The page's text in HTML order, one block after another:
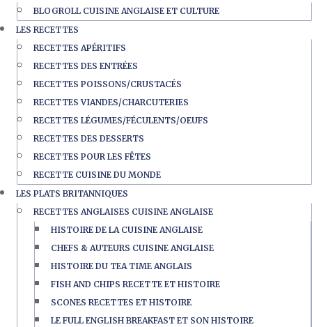
BLOGROLL CUISINE ANGLAISE ET CULTURE
LES RECETTES
RECETTES APÉRITIFS
RECETTES DES ENTRÉES
RECETTES POISSONS/CRUSTACÉS
RECETTES VIANDES/CHARCUTERIES
RECETTES LÉGUMES/FÉCULENTS/OEUFS
RECETTES DES DESSERTS
RECETTES POUR LES FÊTES
RECETTE CUISINE DU MONDE
LES PLATS BRITANNIQUES
RECETTES ANGLAISES CUISINE ANGLAISE
HISTOIRE DE LA CUISINE ANGLAISE
CHEFS & AUTEURS CUISINE ANGLAISE
HISTOIRE DU TEA TIME ANGLAIS
FISH AND CHIPS RECETTE ET HISTOIRE
SCONES RECETTES ET HISTOIRE
LE FULL ENGLISH BREAKFAST ET SON HISTOIRE